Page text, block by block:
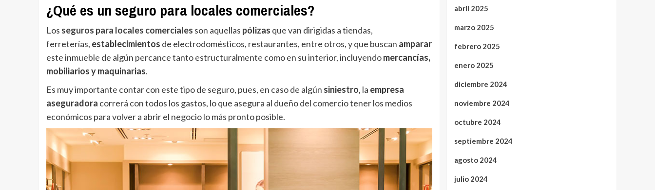
¿Qué es un seguro para locales comerciales?
Los seguros para locales comerciales son aquellas pólizas que van dirigidas a tiendas,
ferreterías, establecimientos de electrodomésticos, restaurantes, entre otros, y que buscan amparar
este inmueble de algún percance tanto estructuralmente como en su interior, incluyendomercancías,
mobiliarios y maquinarias.
Es muy importante contar con este tipo de seguro, pues, en caso de algún siniestro, la empresa
aseguradora correrá con todos los gastos, lo que asegura al dueño del comercio tener los medios
económicos para volver a abrir el negocio lo más pronto posible.
abril 2025
marzo 2025
febrero 2025
enero 2025
diciembre 2024
noviembre 2024
octubre 2024
septiembre 2024
agosto 2024
julio 2024